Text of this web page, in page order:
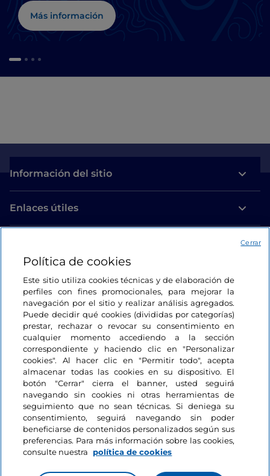
Más información
Información del sitio
Enlaces útiles
Estamos en contacto
Política de cookies
Este sitio utiliza cookies técnicas y de elaboración de
perfiles con fines promocionales, para mejorar la
navegación por el sitio y realizar análisis agregados.
Puede decidir qué cookies (divididas por categorías)
prestar, rechazar o revocar su consentimiento en
cualquier momento accediendo a la sección
correspondiente y haciendo clic en "Personalizar
cookies". Al hacer clic en "Permitir todo", acepta
almacenar todas las cookies en su dispositivo. El
botón "Cerrar" cierra el banner, usted seguirá
navegando sin cookies ni otras herramientas de
seguimiento que no sean técnicas. Si deniega su
consentimiento, seguirá navegando sin poder
beneficiarse de contenidos personalizados según sus
preferencias. Para más información sobre las cookies,
consulte nuestra
política de cookies
Cerrar